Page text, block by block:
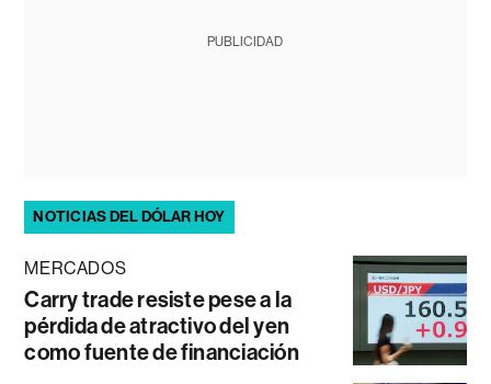
PUBLICIDAD
NOTICIAS DEL DÓLAR HOY
MERCADOS
Carry trade resiste pese a la
pérdida de atractivo del yen
como fuente de financiación